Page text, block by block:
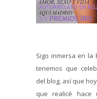
Sigo inmersa en la
tenemos que
del blog, así que
que realicé